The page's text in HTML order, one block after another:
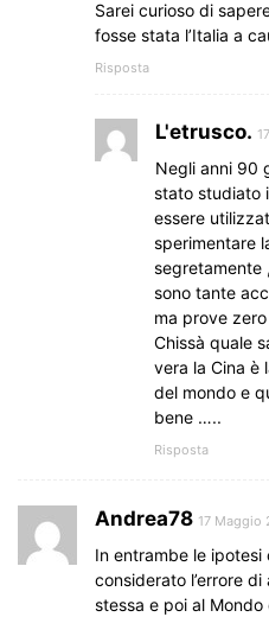
Sarei curioso di
fosse stata l’Italia a
Risposta
L'etrusco.
Negli anni 90
stato studiato
essere
sperimentare
segretamente
sono tante
ma prove zero
Chissà quale
vera la Cina è
del mondo e
bene …..
Risposta
Andrea78 17 Maggio
In entrambe le
considerato l’errore
stessa e poi al Mondo